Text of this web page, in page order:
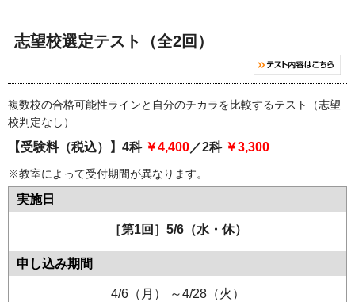
志望校選定テスト（全2回）
複数校の合格可能性ラインと自分のチカラを比較するテスト（志望
校判定なし）
【受験料（税込）】4科 ￥4,400／2科 ￥3,300
※教室によって受付期間が異なります。
［第1回］5/6（水・休）
4/6（月） ～4/28（火）